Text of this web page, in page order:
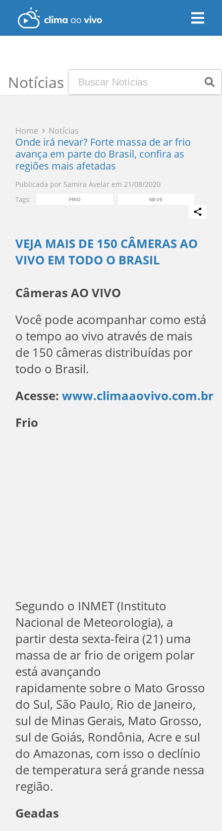
Notícias
Home Notícias
Onde irá nevar? Forte massa de ar frio
avança em parte do Brasil, confira as
regiões mais afetadas
Publicada por Samira Avelar em 21/08/2020
Tags: FRIO NEVE
VEJA MAIS DE 150 CÂMERAS AO
VIVO EM TODO O BRASIL
Câmeras AO VIVO
Você pode acompanhar como está
o tempo ao vivo através de mais
de 150 câmeras distribuídas por
todo o Brasil.
Acesse:www.climaaovivo.com.br
Frio
Segundo o INMET (Instituto
Nacional de Meteorologia), a
partir desta sexta-feira (21) uma
massa de ar frio de origem polar
está avançando
rapidamente sobre o Mato Grosso
do Sul, São Paulo, Rio de Janeiro,
sul de Minas Gerais, Mato Grosso,
sul de Goiás, Rondônia, Acre e sul
do Amazonas, com isso o declínio
de temperatura será grande nessa
região.
Geadas